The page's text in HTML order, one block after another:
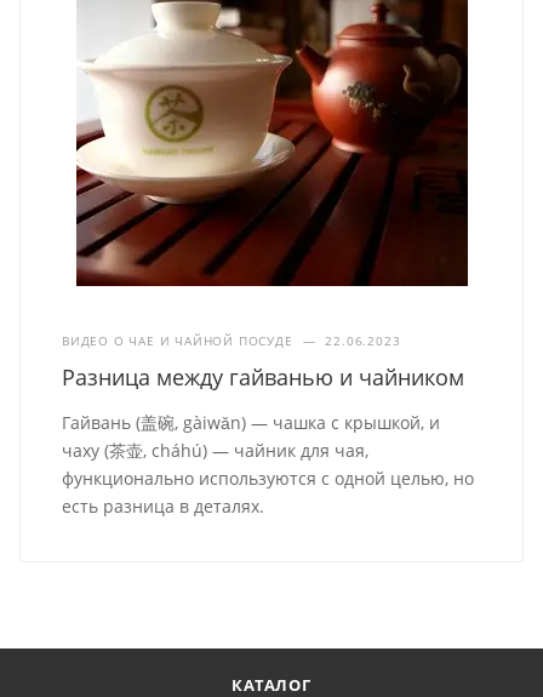
ВИДЕО О ЧАЕ И ЧАЙНОЙ ПОСУДЕ — 22.06.2023
Разница между гайванью и чайником
Гайвань (盖碗, gàiwǎn) — чашка с крышкой, и
чаху (茶壶, cháhú) — чайник для чая,
функционально используются с одной целью, но
есть разница в деталях.
КАТАЛОГ